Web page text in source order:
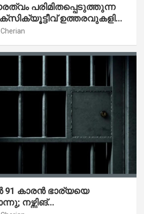
പരിമിതപ്പെടുത്തുന്ന
ഉത്തരവുകളിൽ
Cherian
കാരൻ ഭാര്യയെ
നഴ്സിങ്